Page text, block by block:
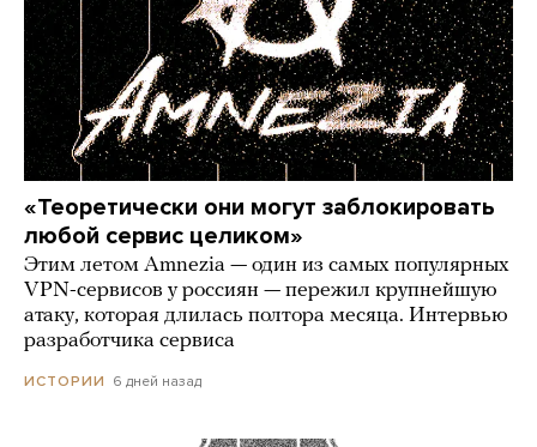
«Теоретически они могут заблокировать
любой сервис целиком»
Этим летом Amnezia — один из самых популярных
VPN-сервисов у россиян — пережил крупнейшую
атаку, которая длилась полтора месяца. Интервью
разработчика сервиса
ИСТОРИИ 6 дней назад